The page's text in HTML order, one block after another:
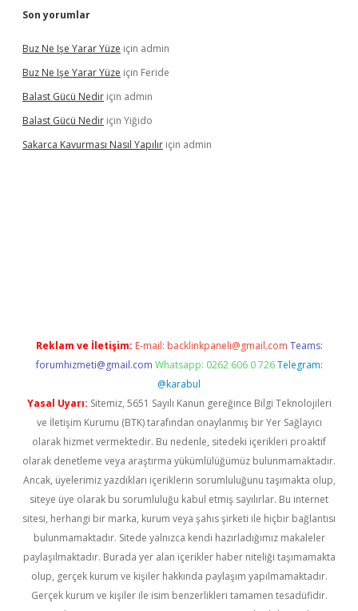
Son yorumlar
Buz Ne Işe Yarar Yüze için admin
Buz Ne Işe Yarar Yüze için Feride
Balast Gücü Nedir için admin
Balast Gücü Nedir için Yiğido
Sakarca Kavurması Nasıl Yapılır için admin
Reklam ve İletişim: E-mail: backlinkpaneli@gmail.com Teams:
forumhizmeti@gmail.com Whatsapp: 0262 606 0 726 Telegram:
@karabul
Yasal Uyarı: Sitemiz, 5651 Sayılı Kanun gereğince Bilgi Teknolojileri
ve İletişim Kurumu (BTK) tarafından onaylanmış bir Yer Sağlayıcı
olarak hizmet vermektedir. Bu nedenle, sitedeki içerikleri proaktif
olarak denetleme veya araştırma yükümlülüğümüz bulunmamaktadır.
Ancak, üyelerimiz yazdıkları içeriklerin sorumluluğunu taşımakta olup,
siteye üye olarak bu sorumluluğu kabul etmiş sayılırlar. Bu internet
sitesi, herhangi bir marka, kurum veya şahıs şirketi ile hiçbir bağlantısı
bulunmamaktadır. Sitede yalnızca kendi hazırladığımız makaleler
paylaşılmaktadır. Burada yer alan içerikler haber niteliği taşımamakta
olup, gerçek kurum ve kişiler hakkında paylaşım yapılmamaktadır.
Gerçek kurum ve kişiler ile isim benzerlikleri tamamen tesadüfidir.